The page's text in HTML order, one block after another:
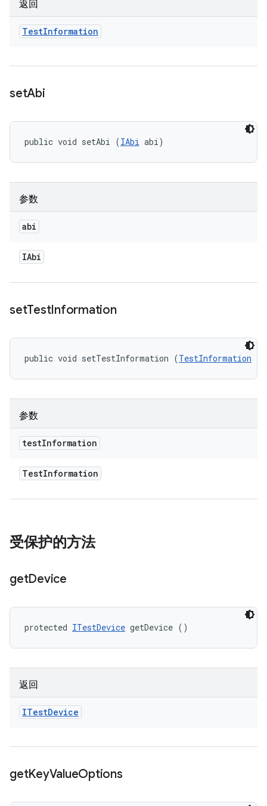
返回
TestInformation
setAbi
public void setAbi (IAbi abi)
参数
abi
IAbi
setTestInformation
public void setTestInformation (TestInformation
参数
testInformation
TestInformation
受保护的方法
getDevice
protected ITestDevice getDevice ()
返回
ITestDevice
getKeyValueOptions